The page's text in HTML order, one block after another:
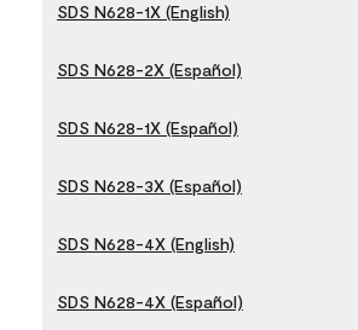
SDS N628-1X (English)
SDS N628-2X (Español)
SDS N628-1X (Español)
SDS N628-3X (Español)
SDS N628-4X (English)
SDS N628-4X (Español)